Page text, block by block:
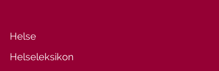
Helse
Helseleksikon